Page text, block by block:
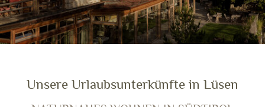
Unsere Urlaubsunterkünfte in Lüsen